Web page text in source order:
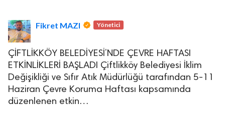
Asayiş
Fikret MAZI Yönetici
ÇİFTLİKKÖY BELEDİYESİ’NDE ÇEVRE HAFTASI
ETKİNLİKLERİ BAŞLADI Çiftlikköy Belediyesi İklim
Değişikliği ve Sıfır Atık Müdürlüğü tarafından 5-11
Haziran Çevre Koruma Haftası kapsamında
düzenlenen etkin…